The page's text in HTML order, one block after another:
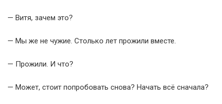
— Витя, зачем это?
— Мы же не чужие. Столько лет прожили вместе.
— Прожили. И что?
— Может, стоит попробовать снова? Начать всё сначала?